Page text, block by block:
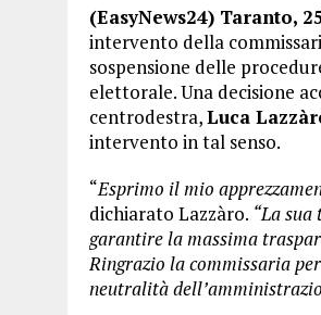
(EasyNews24) Taranto,
intervento della
sospensione delle
elettorale. Una decisione
centrodestra,Luca
intervento in tal senso.
“Esprimo il mio
dichiarato Lazzàro. “La
garantire la massima
Ringrazio la commissaria
neutralità